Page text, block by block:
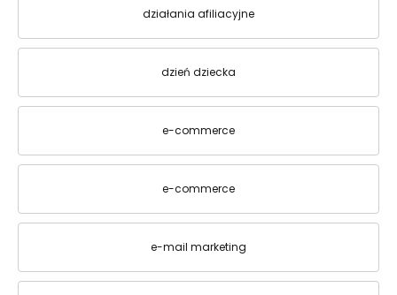
działania afiliacyjne
dzień dziecka
e-commerce
e-commerce
e-mail marketing